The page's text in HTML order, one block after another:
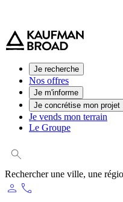
Je recherche
Nos offres
Je m'informe
Je concrétise mon projet
Je vends mon terrain
Le Groupe
Rechercher une ville, une
person phone